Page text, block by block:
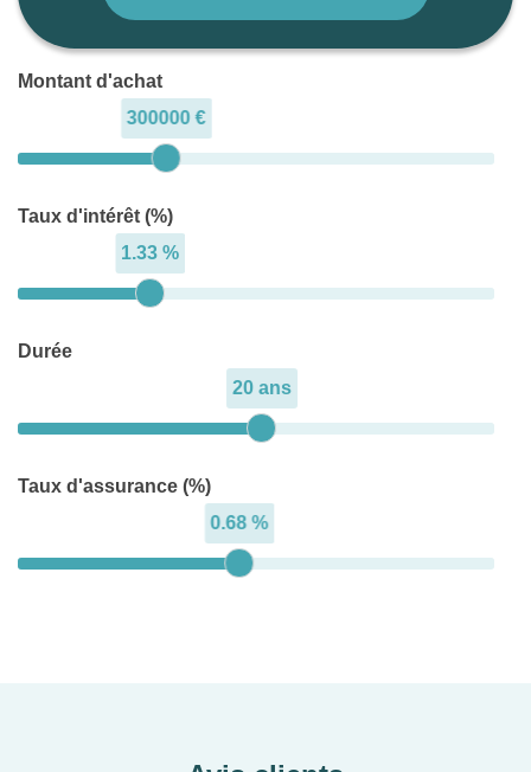
Montant d'achat
300000 €
Taux d'intérêt (%)
1.33 %
Durée
20 ans
Taux d'assurance (%)
0.68 %